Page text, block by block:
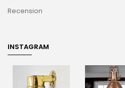
Recension
INSTAGRAM